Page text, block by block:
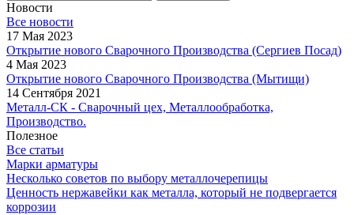
Новости
Все новости
17 Мая 2023
Открытие нового Сварочного Производства (Сергиев Посад)
4 Мая 2023
Открытие нового Сварочного Производства (Мытищи)
14 Сентября 2021
Металл-СК - Сварочный цех, Металлообработка,
Производство.
Полезное
Все статьи
Марки арматуры
Несколько советов по выбору металлочерепицы
Ценность нержавейки как металла, который не подвергается
коррозии